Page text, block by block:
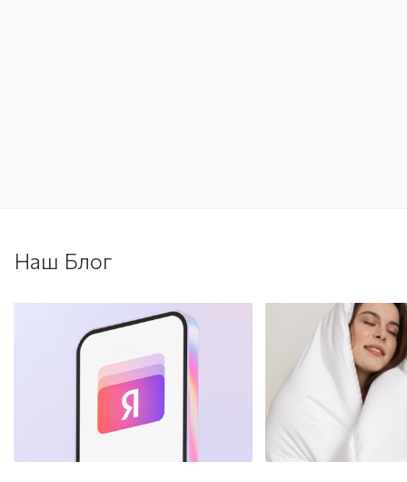
Наш Блог